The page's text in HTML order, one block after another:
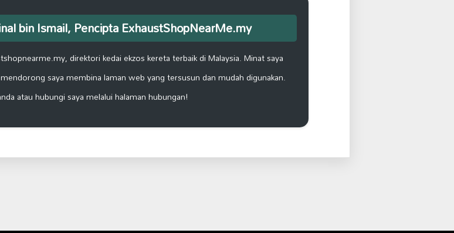
bin Ismail, Pencipta ExhaustShopNearMe.my
direktori kedai ekzos kereta terbaik di Malaysia. Minat saya
saya membina laman web yang tersusun dan mudah digunakan.
atau hubungi saya melalui halaman hubungan!